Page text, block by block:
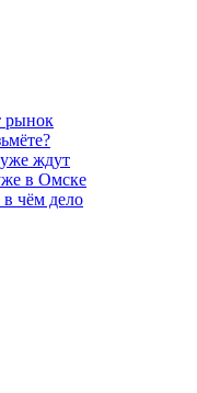
рынок
ждут
в Омске
в чём дело